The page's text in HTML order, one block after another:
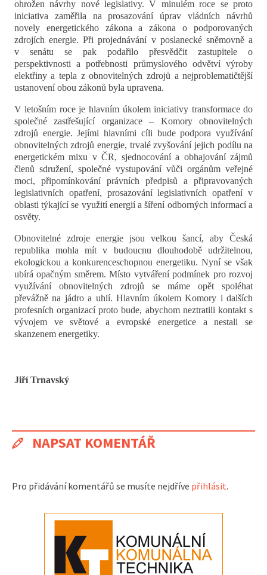
ohrožen návrhy nové legislativy. V minulém roce se proto
iniciativa zaměřila na prosazování úprav vládních návrhů
novely energetického zákona a zákona o podporovaných
zdrojích energie. Při projednávání v poslanecké sněmovně a
v senátu se pak podařilo přesvědčit zastupitele o
perspektivnosti a potřebnosti průmyslového odvětví výroby
elektřiny a tepla z obnovitelných zdrojů a nejproblematičtější
ustanovení obou zákonů byla upravena.
V letošním roce je hlavním úkolem iniciativy transformace do
společné zastřešující organizace – Komory obnovitelných
zdrojů energie. Jejími hlavními cíli bude podpora využívání
obnovitelných zdrojů energie, trvalé zvyšování jejich podílu na
energetickém mixu v ČR, sjednocování a obhajování zájmů
členů sdružení, společné vystupování vůči orgánům veřejné
moci, připomínkování právních předpisů a připravovaných
legislativních opatření, prosazování legislativních opatření v
oblasti týkající se využití energií a šíření odborných informací a
osvěty.
Obnovitelné zdroje energie jsou velkou šancí, aby Česká
republika mohla mít v budoucnu dlouhodobě udržitelnou,
ekologickou a konkurenceschopnou energetiku. Nyní se však
ubírá opačným směrem. Místo vytváření podmínek pro rozvoj
využívání obnovitelných zdrojů se máme opět spoléhat
převážně na jádro a uhlí. Hlavním úkolem Komory i dalších
profesních organizací proto bude, abychom neztratili kontakt s
vývojem ve světové a evropské energetice a nestali se
skanzenem energetiky.
Jiří Trnavský
NAPSAT KOMENTÁŘ
Pro přidávání komentářů se musíte nejdříve přihlásit.